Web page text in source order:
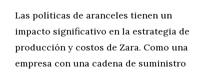
Las políticas de aranceles tienen un
impacto significativo en la estrategia de
producción y costos de Zara. Como una
empresa con una cadena de suministro